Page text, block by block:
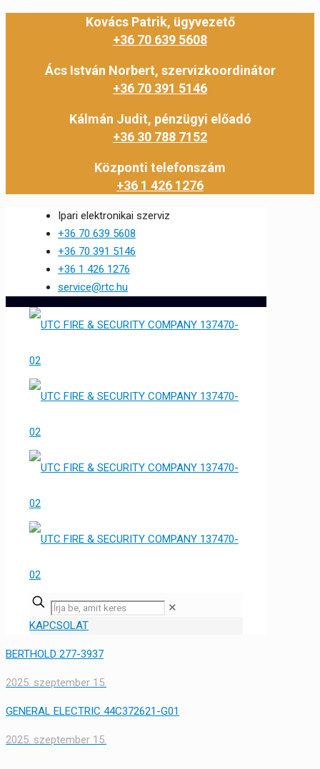
Kovács Patrik, ügyvezető
+36 70 639 5608
Ács István Norbert, szervizkoordinátor
+36 70 391 5146
Kálmán Judit, pénzügyi előadó
+36 30 788 7152
Központi telefonszám
+36 1 426 1276
Ipari elektronikai szerviz
+36 70 639 5608
+36 70 391 5146
+36 1 426 1276
service@rtc.hu
✕
KAPCSOLAT
BERTHOLD 277-3937
2025. szeptember 15.
GENERAL ELECTRIC 44C372621-G01
2025. szeptember 15.